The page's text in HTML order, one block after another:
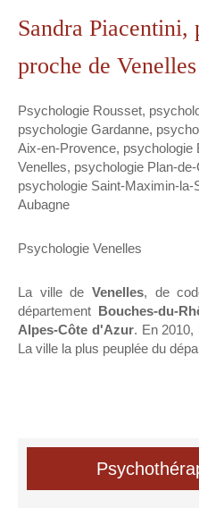
Sandra Piacentini,
proche de Venelles
Psychologie Rousset,
psychologie Gardanne,
Aix-en-Provence, psychologie
Venelles, psychologie Plan-
psychologie Saint-Maximin-la-
Aubagne
Psychologie Venelles
La ville de Venelles, de
département Bouches-du-
Alpes-Côte d'Azur. En 2010,
La ville la plus peuplée du